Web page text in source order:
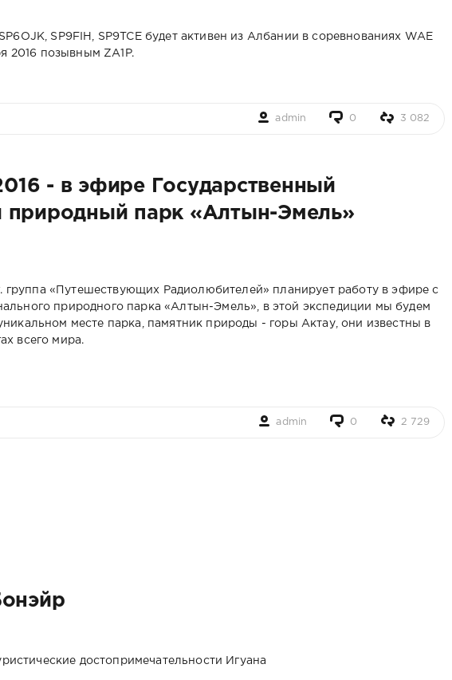
SP9FIH, SP9TCE будет активен из Албании в соревнованиях WAE
2016 позывным ZA1P.
admin 0 3 082
- в эфире Государственный
природный парк «Алтын-Эмель»
группа «Путешествующих Радиолюбителей» планирует работу в эфире с
природного парка «Алтын-Эмель», в этой экспедиции мы будем
месте парка, памятник природы - горы Актау, они известны в
всего мира.
admin 0 2 729